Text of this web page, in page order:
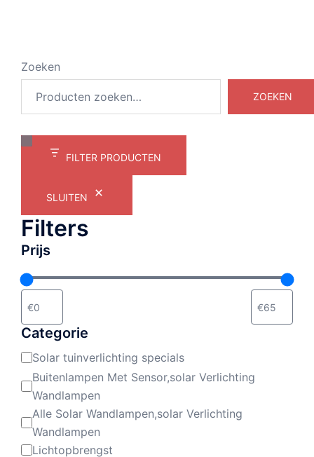
Zoeken
ZOEKEN
FILTER PRODUCTEN
SLUITEN
Filters
Prijs
Categorie
Categorie
Solar tuinverlichting specials
Buitenlampen Met Sensor,solar Verlichting
Wandlampen
Alle Solar Wandlampen,solar Verlichting
Wandlampen
Lichtopbrengst